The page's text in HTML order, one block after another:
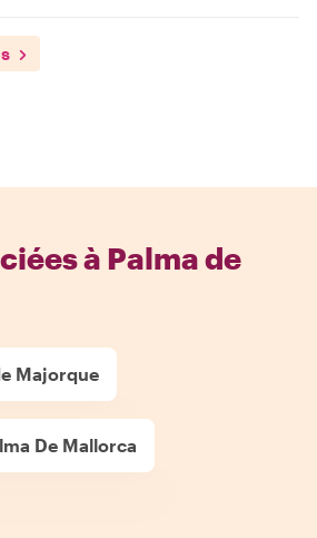
à Palma de
Majorque
De Mallorca